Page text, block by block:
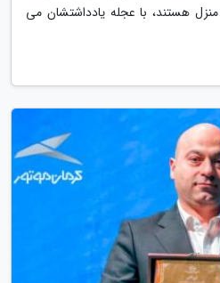
هستند، با عجله یادداشتشان می